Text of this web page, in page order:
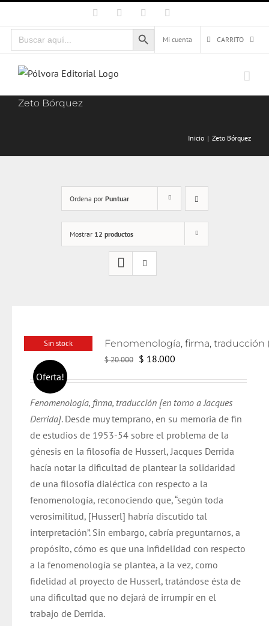
al
contenido
Facebook Instagram
Buscar:
Botón de búsqueda
Mi cuenta
CARRITO
Zeto Bórquez
Inicio Zeto Bórquez
Ordena por Puntuar
Mostrar 12 productos
Sin stock
Oferta!
$20.000
El
era:
$ 20.000.
$ 18.000El
es:
$ 18.000.
Fenomenología, firma, traducción [en torno a Jacques
Derrida]. Desde muy temprano, en su memoria de fin
de estudios de 1953-54 sobre el problema de la
génesis en la filosofía de Husserl, Jacques Derrida
hacía notar la dificultad de plantear la solidaridad
de una filosofía dialéctica con respecto a la
fenomenología, reconociendo que, “según toda
verosimilitud, [Husserl] habría discutido tal
interpretación”. Sin embargo, cabría preguntarnos, a
propósito, cómo es que una infidelidad con respecto
a la fenomenología se plantea, a la vez, como
fidelidad al proyecto de Husserl, tratándose ésta de
una dificultad que no dejará de irrumpir en el
trabajo de Derrida.